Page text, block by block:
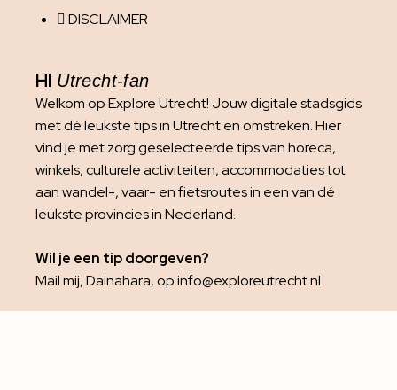
DISCLAIMER
HI Utrecht-fan
Welkom op Explore Utrecht! Jouw digitale stadsgids
met dé leukste tips in Utrecht en omstreken. Hier
vind je met zorg geselecteerde tips van horeca,
winkels, culturele activiteiten, accommodaties tot
aan wandel-, vaar- en fietsroutes in een van dé
leukste provincies in Nederland.
Wil je een tip doorgeven?
Mail mij, Dainahara, op info@exploreutrecht.nl